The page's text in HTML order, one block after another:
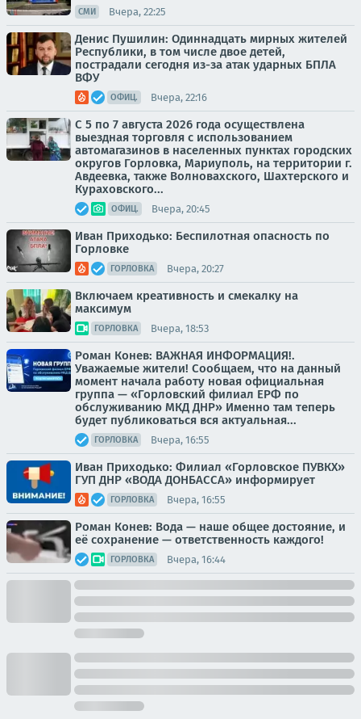
СМИ Вчера, 22:25
Денис Пушилин: Одиннадцать мирных жителей
Республики, в том числе двое детей,
пострадали сегодня из-за атак ударных БПЛА
ВФУ
ОФИЦ. Вчера, 22:16
С 5 по 7 августа 2026 года осуществлена
выездная торговля с использованием
автомагазинов в населенных пунктах городских
округов Горловка, Мариуполь, на территории г.
Авдеевка, также Волновахского, Шахтерского и
Кураховского...
ОФИЦ. Вчера, 20:45
Иван Приходько: Беспилотная опасность по
Горловке
ГОРЛОВКА Вчера, 20:27
Включаем креативность и смекалку на
максимум
ГОРЛОВКА Вчера, 18:53
Роман Конев: ВАЖНАЯ ИНФОРМАЦИЯ!.
Уважаемые жители! Сообщаем, что на данный
момент начала работу новая официальная
группа — «Горловский филиал ЕРФ по
обслуживанию МКД ДНР» Именно там теперь
будет публиковаться вся актуальная...
ГОРЛОВКА Вчера, 16:55
Иван Приходько: Филиал «Горловское ПУВКХ»
ГУП ДНР «ВОДА ДОНБАССА» информирует
ГОРЛОВКА Вчера, 16:55
Роман Конев: Вода — наше общее достояние, и
её сохранение — ответственность каждого!
ГОРЛОВКА Вчера, 16:44